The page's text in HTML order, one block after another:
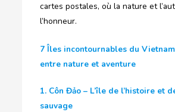
cartes postales, où la nature et
l’honneur.
7 Îles incontournables du
entre nature et aventure
1. Côn Đảo – L’île de l’histoire et
sauvage